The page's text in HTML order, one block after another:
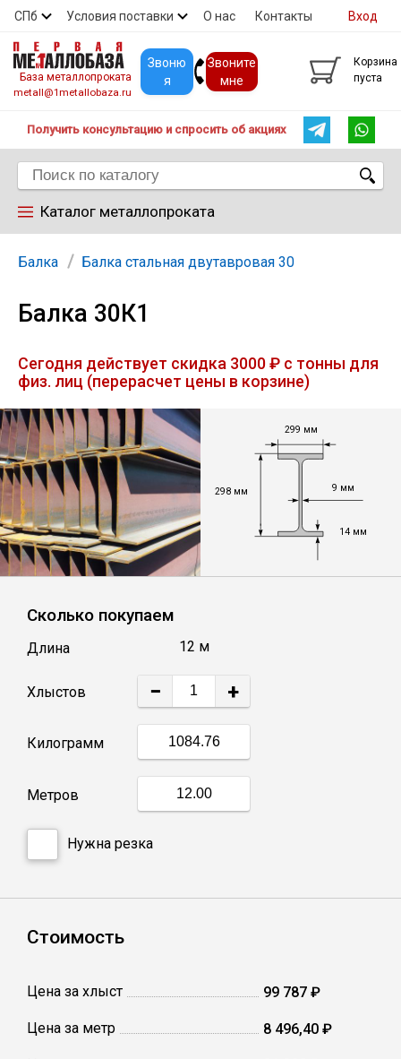
СПб Условия поставки О нас Контакты
Скидки Прайс Покупателям
Вход
База металлопроката
metall@1metallobaza.ru
Звоню
я
Звоните
мне
Корзина
пуста
Получить консультацию и спросить об акциях
Каталог металлопроката
Арматура
Труба профильная
Труба
Лист
Уголок
Балка
Швеллер
Катанка
Профлист
Винтовые сваи
Сетка кладочная
Балка Балка стальная двутавровая 30
Балка 30К1
Сегодня действует скидка 3000 ₽ с тонны для
физ. лиц (перерасчет цены в корзине)
298 мм
299 мм
9 мм
14 мм
Сколько покупаем
Длина 12 м
Хлыстов − +
Килограмм
Метров
Нужна резка
Стоимость
Цена за хлыст 99 787 ₽
Цена за метр 8 496,40 ₽